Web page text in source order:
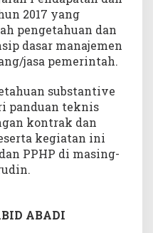
2017 yang
pengetahuan dan
dasar manajemen
jasa pemerintah.
substantive
panduan teknis
kontrak dan
kegiatan ini
PPHP di masing-
ABADI